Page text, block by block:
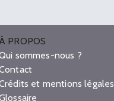
À PROPOS
sommes-nous ?
et mentions légales